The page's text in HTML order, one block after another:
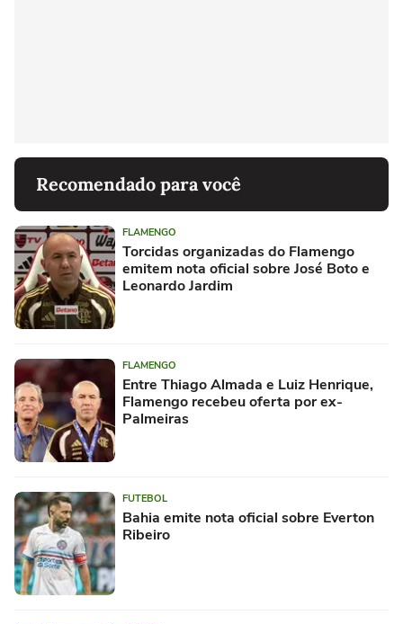
Recomendado para você
FLAMENGO
Torcidas organizadas do Flamengo
emitem nota oficial sobre José Boto e
Leonardo Jardim
FLAMENGO
Entre Thiago Almada e Luiz Henrique,
Flamengo recebeu oferta por ex-
Palmeiras
FUTEBOL
Bahia emite nota oficial sobre Everton
Ribeiro